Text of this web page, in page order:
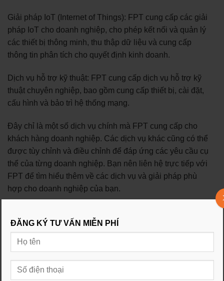
Giải pháp IoT (Internet of Things): FPT cung cấp các giải
pháp IoT cho doanh nghiệp, cho phép kết nối và quản lý
các thiết bị thông minh, thu thập dữ liệu và cung cấp
thông tin phân tích cho quyết định kinh doanh.
Dịch vụ hỗ trợ kỹ thuật: FPT cung cấp dịch vụ hỗ trợ kỹ
thuật chuyên nghiệp, bao gồm cung cấp thiết bị, cài đặt,
cấu hình và bảo trì hệ thống mạng.
Đây chỉ là một số dịch vụ chính mà FPT cung cấp cho
khách hàng doanh nghiệp. Các dịch vụ khác cũng có thể
được tùy chỉnh và điều chỉnh để đáp ứng các yêu cầu cụ
thể của từng doanh nghiệp. Bạn nên liên hệ trực tiếp với
FPT để tìm hiểu thêm về các dịch vụ và giải pháp phù
hợp cho doanh nghiệp của bạn.
Nên lắp combo internet và truyền hình
nhà mạng nào?
Việc lắp combo internet và truyền hình tại nhà mạng nào
ĐĂNG KÝ TƯ VẤN MIỄN PHÍ